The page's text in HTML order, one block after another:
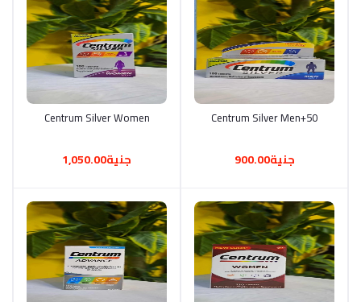
أضف إلى السلة 50+Centrum Silver Men
جنية900.00
أضف إلى السلة
Centrum Silver Women
جنية1,050.00